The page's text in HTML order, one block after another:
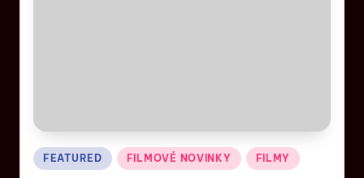
FEATURED FILMOVÉ NOVINKY FILMY